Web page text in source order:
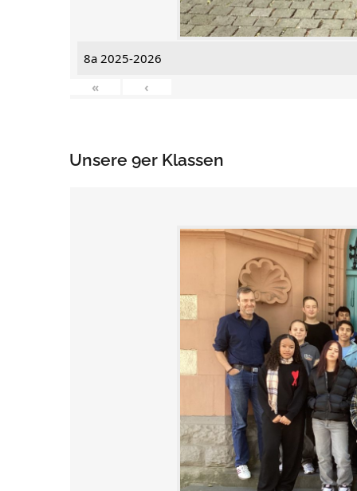
8a 2025-2026
«
‹
Unsere 9er Klassen